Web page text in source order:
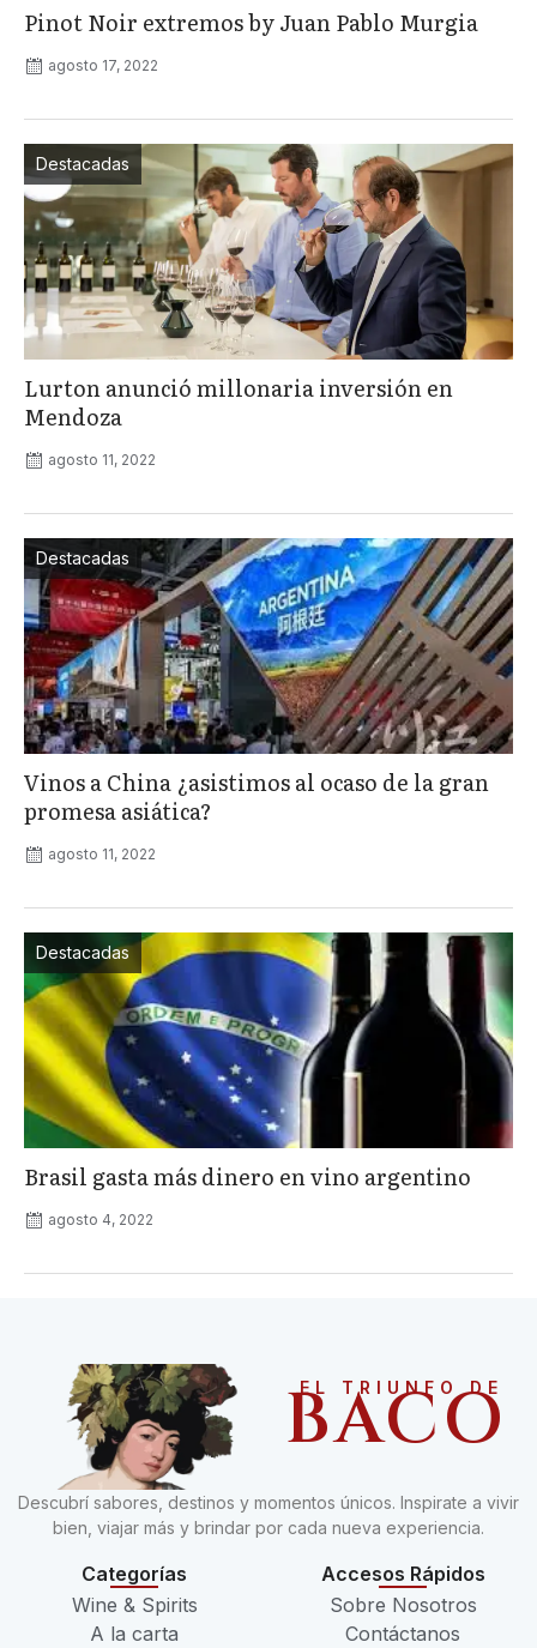
Pinot Noir extremos by Juan Pablo Murgia
agosto 17, 2022
Destacadas
Lurton anunció millonaria inversión en
Mendoza
agosto 11, 2022
Destacadas
Vinos a China ¿asistimos al ocaso de la gran
promesa asiática?
agosto 11, 2022
Destacadas
Brasil gasta más dinero en vino argentino
agosto 4, 2022
EL TRIUNFO DE
BACO
Descubrí sabores, destinos y momentos únicos. Inspirate a vivir
bien, viajar más y brindar por cada nueva experiencia.
Categorías
Wine & Spirits
A la carta
Accesos Rápidos
Sobre Nosotros
Contáctanos